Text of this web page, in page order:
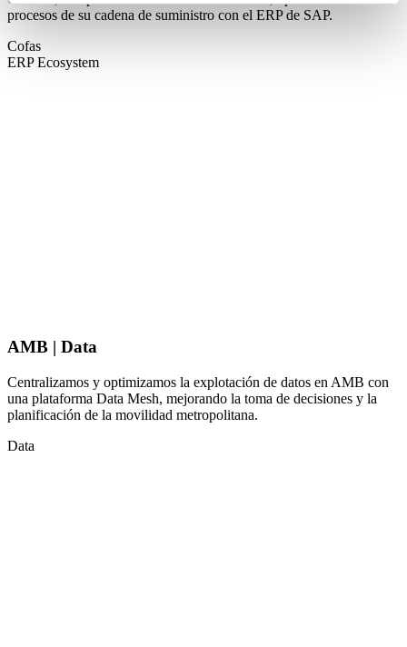
procesos de su cadena de suministro con el ERP de SAP.
Cofas
ERP Ecosystem
AMB | Data
Centralizamos y optimizamos la explotación de datos en AMB con
una plataforma Data Mesh, mejorando la toma de decisiones y la
planificación de la movilidad metropolitana.
Data